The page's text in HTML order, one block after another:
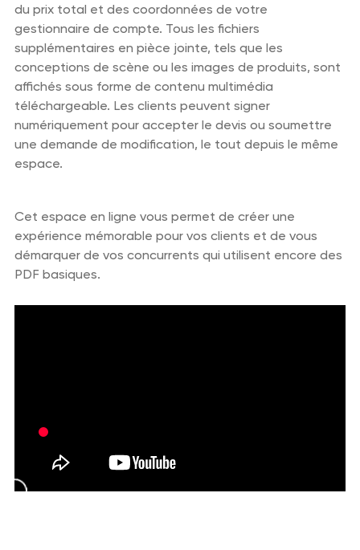
du prix total et des coordonnées de votre
gestionnaire de compte. Tous les fichiers
supplémentaires en pièce jointe, tels que les
conceptions de scène ou les images de produits, sont
affichés sous forme de contenu multimédia
téléchargeable. Les clients peuvent signer
numériquement pour accepter le devis ou soumettre
une demande de modification, le tout depuis le même
espace.
Cet espace en ligne vous permet de créer une
expérience mémorable pour vos clients et de vous
démarquer de vos concurrents qui utilisent encore des
PDF basiques.